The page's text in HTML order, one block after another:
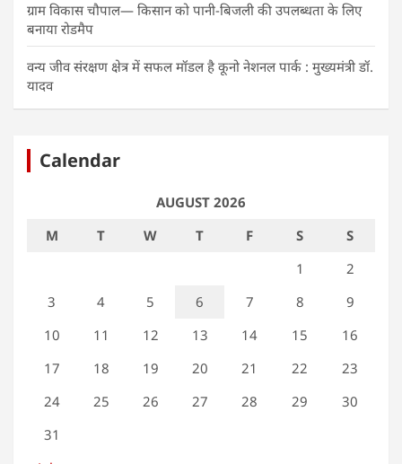
ग्राम विकास चौपाल— किसान को पानी-बिजली की उपलब्धता के लिए
बनाया रोडमैप
वन्य जीव संरक्षण क्षेत्र में सफल मॉडल है कूनो नेशनल पार्क : मुख्यमंत्री डॉ.
यादव
Calendar
AUGUST 2026
M
T W T F S
S
1
2
3
4 5 6 7 8
9
10
11 12 13 14 15
16
17
18 19 20 21 22
23
24
25 26 27 28 29
30
31